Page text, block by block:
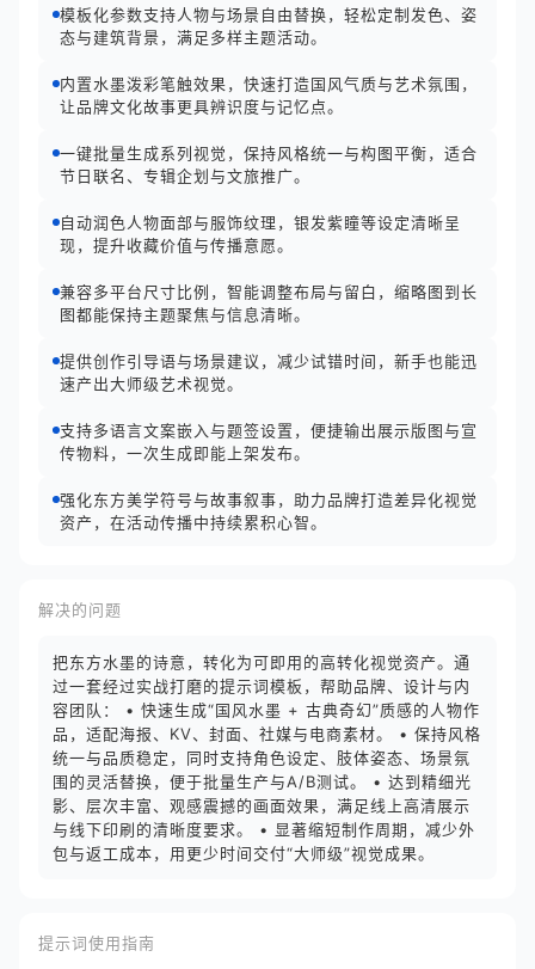
模板化参数支持人物与场景自由替换，轻松定制发色、姿
态与建筑背景，满足多样主题活动。
内置水墨泼彩笔触效果，快速打造国风气质与艺术氛围，
让品牌文化故事更具辨识度与记忆点。
一键批量生成系列视觉，保持风格统一与构图平衡，适合
节日联名、专辑企划与文旅推广。
自动润色人物面部与服饰纹理，银发紫瞳等设定清晰呈
现，提升收藏价值与传播意愿。
兼容多平台尺寸比例，智能调整布局与留白，缩略图到长
图都能保持主题聚焦与信息清晰。
提供创作引导语与场景建议，减少试错时间，新手也能迅
速产出大师级艺术视觉。
支持多语言文案嵌入与题签设置，便捷输出展示版图与宣
传物料，一次生成即能上架发布。
强化东方美学符号与故事叙事，助力品牌打造差异化视觉
资产，在活动传播中持续累积心智。
解决的问题
把东方水墨的诗意，转化为可即用的高转化视觉资产。通
过一套经过实战打磨的提示词模板，帮助品牌、设计与内
容团队： • 快速生成“国风水墨 + 古典奇幻”质感的人物作
品，适配海报、KV、封面、社媒与电商素材。 • 保持风格
统一与品质稳定，同时支持角色设定、肢体姿态、场景氛
围的灵活替换，便于批量生产与A/B测试。 • 达到精细光
影、层次丰富、观感震撼的画面效果，满足线上高清展示
与线下印刷的清晰度要求。 • 显著缩短制作周期，减少外
包与返工成本，用更少时间交付“大师级”视觉成果。
提示词使用指南